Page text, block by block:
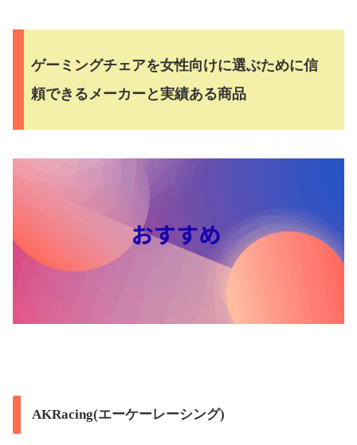
ゲーミングチェアを女性向けに選ぶために信
頼できるメーカーと実績ある商品
AKRacing(エーケーレーシング)